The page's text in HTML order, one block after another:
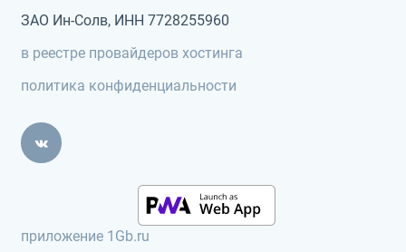
ЗАО Ин-Солв, ИНН 7728255960
в реестре провайдеров хостинга
политика конфиденциальности
приложение 1Gb.ru